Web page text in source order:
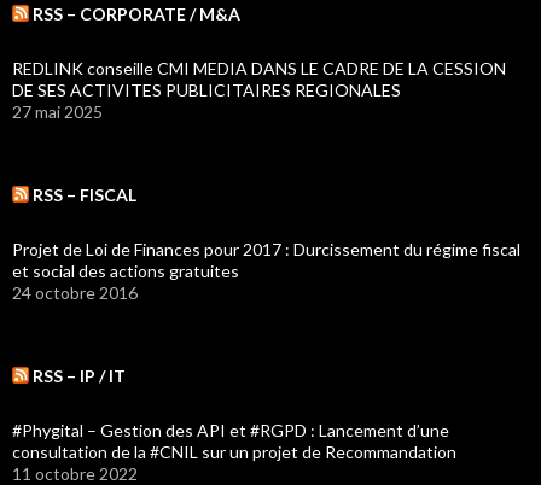
RSS – CORPORATE / M&A
REDLINK conseille CMI MEDIA DANS LE CADRE DE LA CESSION
DE SES ACTIVITES PUBLICITAIRES REGIONALES
27 mai 2025
RSS – FISCAL
Projet de Loi de Finances pour 2017 : Durcissement du régime fiscal
et social des actions gratuites
24 octobre 2016
RSS – IP / IT
#Phygital – Gestion des API et #RGPD : Lancement d’une
consultation de la #CNIL sur un projet de Recommandation
11 octobre 2022